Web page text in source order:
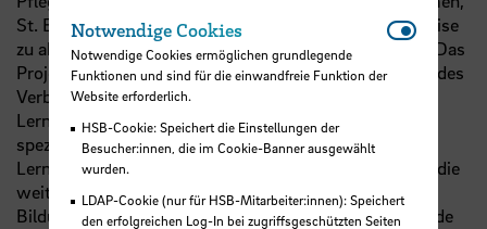
St. Elisabeth und St. Franziskus der Caritas) Schrittweise
zu akademischen Lehrpflegeeinrichtungen aufgebaut. Das
Projekt besteht dabei aus mehreren Teilprojekten. Ziel des
Verbundvorhabens DELI („Aufbau einer dezentralen
Lerninfrastruktur) ist es, für die Langzeitpflege eine
spezifische dezentrale – also arbeitsplatznahe -
Lerninfrastruktur zu konzipieren und aufzubauen über die
weiteren Innovationen über arbeitsplatznahe
Bildungsangebote schnell in die Praxis umgesetzt werde
Notwendige Cookies
Notwendige Cookies ermöglichen grundlegende
Funktionen und sind für die einwandfreie Funktion der
Website erforderlich.
HSB-Cookie: Speichert die Einstellungen der
Besucher:innen, die im Cookie-Banner ausgewählt
wurden.
LDAP-Cookie (nur für HSB-Mitarbeiter:innen): Speichert
den erfolgreichen Log-In bei zugriffsgeschützten Seiten